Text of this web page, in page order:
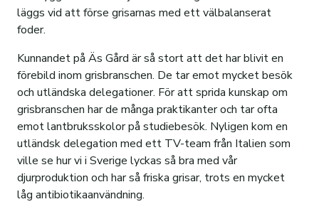
läggs vid att förse grisarnas med ett välbalanserat
foder.
Kunnandet på Äs Gård är så stort att det har blivit en
förebild inom grisbranschen. De tar emot mycket besök
och utländska delegationer. För att sprida kunskap om
grisbranschen har de många praktikanter och tar ofta
emot lantbruksskolor på studiebesök. Nyligen kom en
utländsk delegation med ett TV-team från Italien som
ville se hur vi i Sverige lyckas så bra med vår
djurproduktion och har så friska grisar, trots en mycket
låg antibiotikaanvändning.